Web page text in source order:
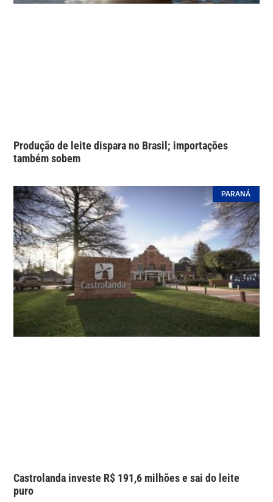
Produção de leite dispara no Brasil; importações
também sobem
PARANÁ
Castrolanda investe R$ 191,6 milhões e sai do leite
puro